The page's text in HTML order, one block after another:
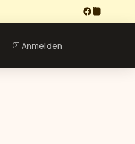
Anmelden